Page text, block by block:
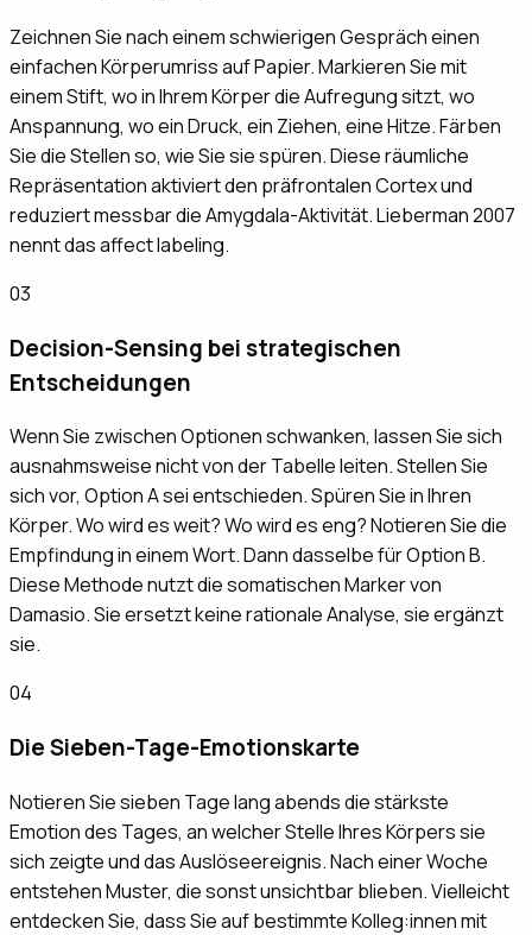
Zeichnen Sie nach einem schwierigen Gespräch einen
einfachen Körperumriss auf Papier. Markieren Sie mit
einem Stift, wo in Ihrem Körper die Aufregung sitzt, wo
Anspannung, wo ein Druck, ein Ziehen, eine Hitze. Färben
Sie die Stellen so, wie Sie sie spüren. Diese räumliche
Repräsentation aktiviert den präfrontalen Cortex und
reduziert messbar die Amygdala-Aktivität. Lieberman 2007
nennt das affect labeling.
03
Decision-Sensing bei strategischen
Entscheidungen
Wenn Sie zwischen Optionen schwanken, lassen Sie sich
ausnahmsweise nicht von der Tabelle leiten. Stellen Sie
sich vor, Option A sei entschieden. Spüren Sie in Ihren
Körper. Wo wird es weit? Wo wird es eng? Notieren Sie die
Empfindung in einem Wort. Dann dasselbe für Option B.
Diese Methode nutzt die somatischen Marker von
Damasio. Sie ersetzt keine rationale Analyse, sie ergänzt
sie.
04
Die Sieben-Tage-Emotionskarte
Notieren Sie sieben Tage lang abends die stärkste
Emotion des Tages, an welcher Stelle Ihres Körpers sie
sich zeigte und das Auslöseereignis. Nach einer Woche
entstehen Muster, die sonst unsichtbar blieben. Vielleicht
entdecken Sie, dass Sie auf bestimmte Kolleg:innen mit